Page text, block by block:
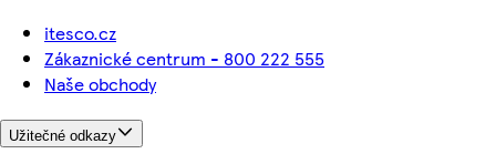
itesco.cz
Zákaznické centrum - 800 222 555
Naše obchody
Užitečné odkazy